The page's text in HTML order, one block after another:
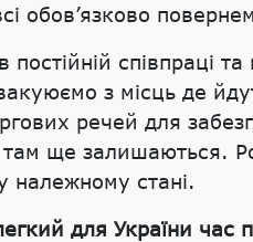
обов’язково
співпраці
з місць де
речей для
ще залишаються.
належному стані.
для України час